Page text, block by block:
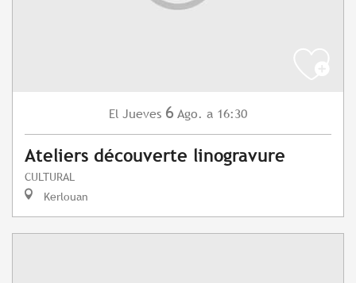
El Jueves 6 Ago. a 16:30
Ateliers découverte linogravure
CULTURAL
Kerlouan